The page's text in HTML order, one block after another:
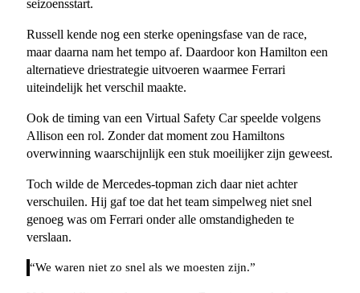
seizoensstart.
Russell kende nog een sterke openingsfase van de race,
maar daarna nam het tempo af. Daardoor kon Hamilton een
alternatieve driestrategie uitvoeren waarmee Ferrari
uiteindelijk het verschil maakte.
Ook de timing van een Virtual Safety Car speelde volgens
Allison een rol. Zonder dat moment zou Hamiltons
overwinning waarschijnlijk een stuk moeilijker zijn geweest.
Toch wilde de Mercedes-topman zich daar niet achter
verschuilen. Hij gaf toe dat het team simpelweg niet snel
genoeg was om Ferrari onder alle omstandigheden te
verslaan.
“We waren niet zo snel als we moesten zijn.”